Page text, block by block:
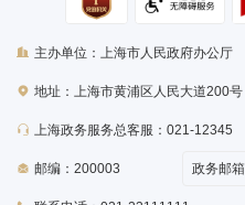
主办单位：上海市人民政府办公厅
地址：上海市黄浦区人民大道200号
上海政务服务总客服：021-12345
邮编：200003 政务邮箱